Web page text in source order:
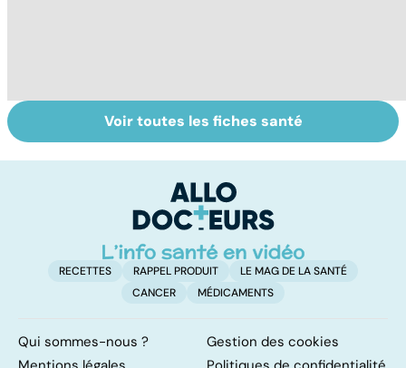
Tout savoir sur
les infections
Inflammation des
amygdales : que
d'angine ?
Voir toutes les fiches santé
RECETTES RAPPEL PRODUIT
LE MAG DE LA SANTÉ
CANCER
MÉDICAMENTS
Qui sommes-nous ?
Gestion des cookies